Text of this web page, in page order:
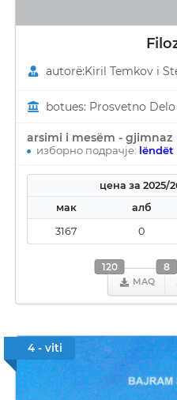
autorë:Kiril Temkov i
botues: Prosvetno Delo
arsimi i mesëm - gjimnaz
изборно подрачје: lëndët
цена за 2025/
мак
алб
3167
0
MAQ
120 8
4 - viti